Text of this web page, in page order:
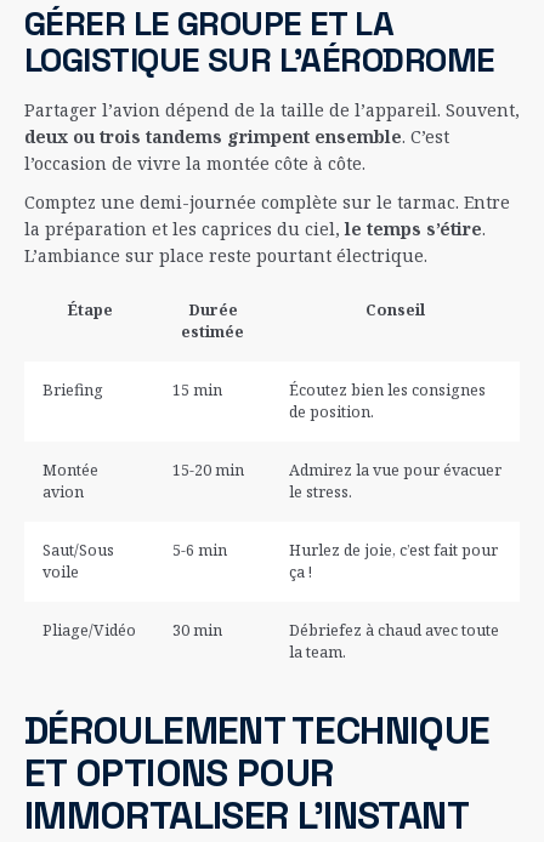
GÉRER LE GROUPE ET LA
LOGISTIQUE SUR L’AÉRODROME
Partager l’avion dépend de la taille de l’appareil. Souvent,
deux ou trois tandems grimpent ensemble. C’est
l’occasion de vivre la montée côte à côte.
Comptez une demi-journée complète sur le tarmac. Entre
la préparation et les caprices du ciel,le temps s’étire.
L’ambiance sur place reste pourtant électrique.
Étape
Durée
estimée
Conseil
Briefing 15 min
Écoutez bien les consignes
de position.
Montée
avion
15-20 min
Admirez la vue pour évacuer
le stress.
Saut/Sous
voile
5-6 min
Hurlez de joie, c’est fait pour
ça !
Pliage/Vidéo 30 min
Débriefez à chaud avec toute
la team.
DÉROULEMENT TECHNIQUE
ET OPTIONS POUR
IMMORTALISER L’INSTANT